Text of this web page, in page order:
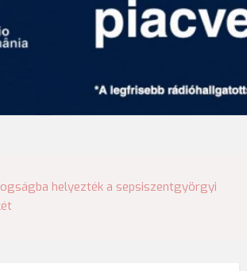
helyezték a sepsiszentgyörgyi